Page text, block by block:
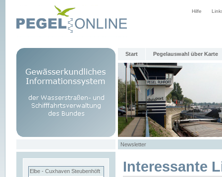
Hilfe
Start Pegelauswahl über Karte
Newsletter
Elbe - Cuxhaven Steubenhöft Interessante